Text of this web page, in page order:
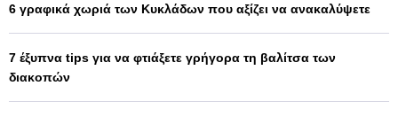
6 γραφικά χωριά των Κυκλάδων που αξίζει να ανακαλύψετε
7 έξυπνα tips για να φτιάξετε γρήγορα τη βαλίτσα των
διακοπών